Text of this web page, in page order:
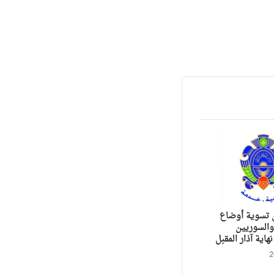
تسوية أوضاع
آذار المقبل